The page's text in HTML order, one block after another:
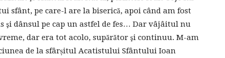
sfânt, pe care-l are la biserică, apoi când am fost
şi dânsul pe cap un astfel de fes… Dar vâjâitul nu
dar era tot acolo, supărător şi continuu. M-am
de la sfârșitul Acatistului Sfântului Ioan